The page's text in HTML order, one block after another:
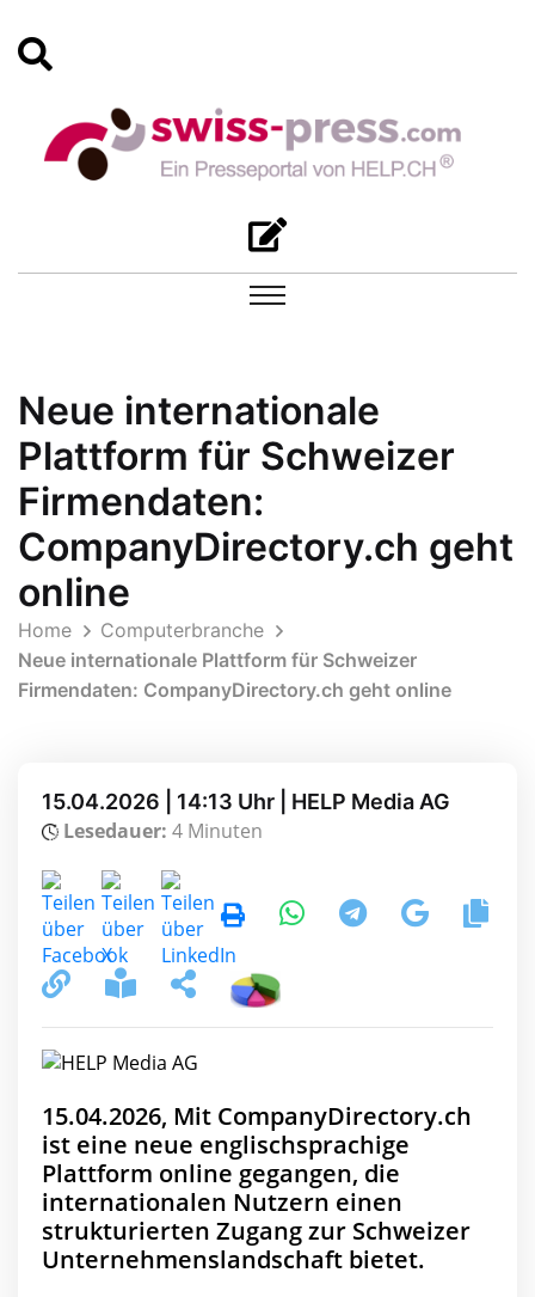
Neue internationale
Plattform für Schweizer
Firmendaten:
CompanyDirectory.ch geht
online
Home
Computerbranche
Neue internationale Plattform für Schweizer
Firmendaten: CompanyDirectory.ch geht online
15.04.2026 | 14:13 Uhr | HELP Media AG
Lesedauer: 4 Minuten
15.04.2026, Mit CompanyDirectory.ch
ist eine neue englischsprachige
Plattform online gegangen, die
internationalen Nutzern einen
strukturierten Zugang zur Schweizer
Unternehmenslandschaft bietet.